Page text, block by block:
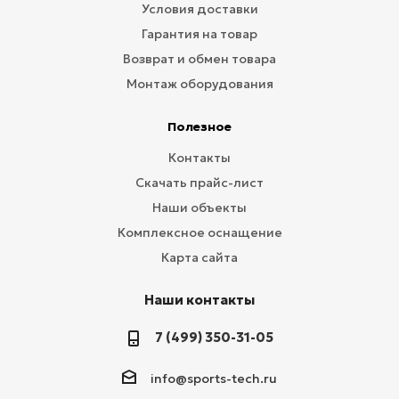
Условия доставки
Гарантия на товар
Возврат и обмен товара
Монтаж оборудования
Полезное
Контакты
Скачать прайс-лист
Наши объекты
Комплексное оснащение
Карта сайта
Наши контакты
7 (499) 350-31-05
info@sports-tech.ru